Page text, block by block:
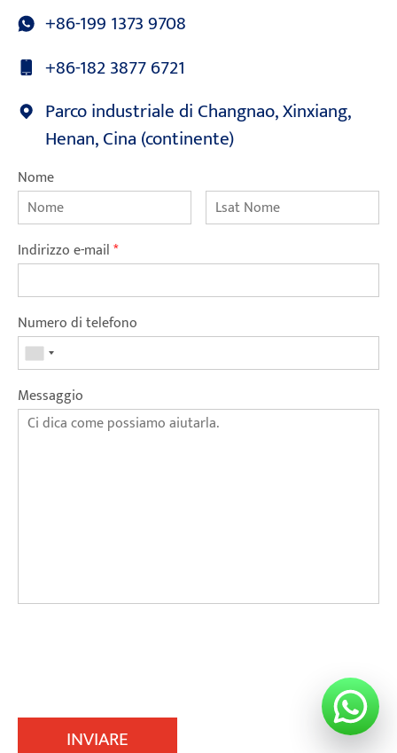
+86-199 1373 9708
+86-182 3877 6721
Parco industriale di Changnao, Xinxiang,
Henan, Cina (continente)
Nome
Indirizzo e-mail*
Numero di telefono
Messaggio
INVIARE